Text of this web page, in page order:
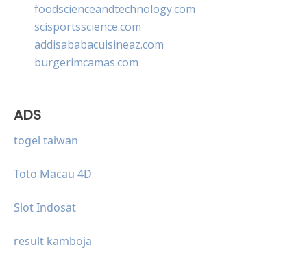
foodscienceandtechnology.com
scisportsscience.com
addisababacuisineaz.com
burgerimcamas.com
ADS
togel taiwan
Toto Macau 4D
Slot Indosat
result kamboja